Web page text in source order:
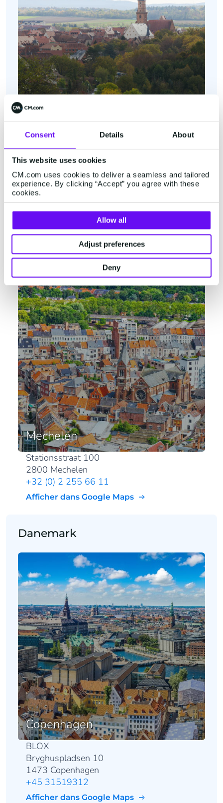
Consent Details About
This website uses cookies
CM.com uses cookies to deliver a seamless and tailored
experience. By clicking “Accept” you agree with these
cookies.
Allow all
Adjust preferences
Deny
Volkach
Industriestrasse 2B
97332 Volkach
+49 32 221 09 6288
Mechelen
Stationsstraat 100
2800 Mechelen
+32 (0) 2 255 66 11
Afficher dans Google Maps
Danemark
Copenhagen
BLOX
Bryghuspladsen 10
1473 Copenhagen
+45 31519312
Afficher dans Google Maps